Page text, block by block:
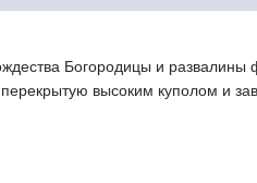
Богородицы и развалины
высоким куполом и